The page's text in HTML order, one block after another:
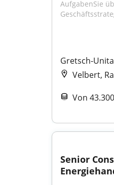
AufgabenSie
Gretsch-
Velbert,
Von
Senior